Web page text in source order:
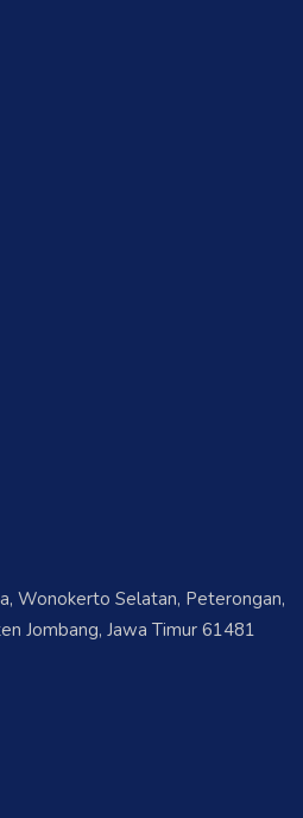
Wonokerto Selatan, Peterongan,
Jombang, Jawa Timur 61481